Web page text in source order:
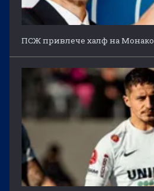
ПСЖ привлече халф на Монако